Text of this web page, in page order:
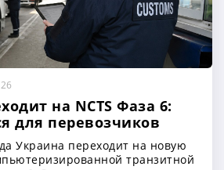
на NCTS Фаза 6:
для перевозчиков
Украина переходит на новую
транзитной